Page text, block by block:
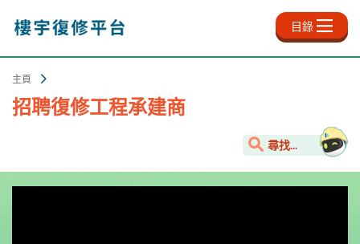
內
目錄
主頁
招聘復修工程承建商
尋找...